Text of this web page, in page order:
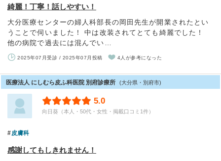
綺麗！丁寧！話しやすい！
大分医療センターの婦人科部長の岡田先生が開業されたとい
うことで伺いました！ 中は改装されてとても綺麗でした！
他の病院で過去には混んでい…
2025年07月受診 / 2025年07月投稿 4人が参考になった
医療法人 にしむら皮ふ科医院 別府診療所 (大分県・別府市)
5.0
向日葵（本人・50代・女性・掲載口コミ1件）
皮膚科
感謝してもしきれません！